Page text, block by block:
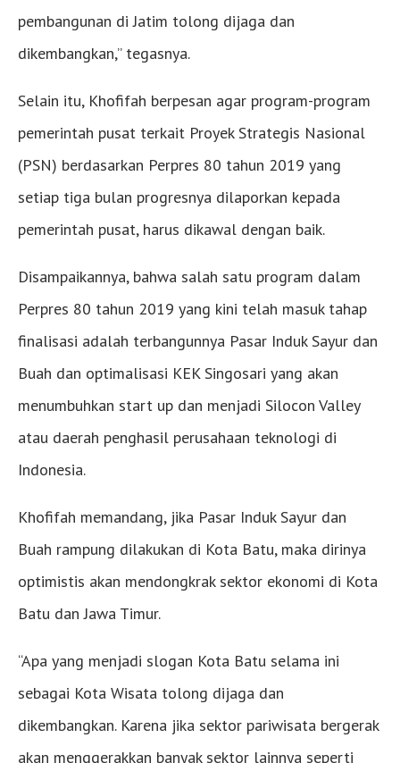
pembangunan di Jatim tolong dijaga dan
dikembangkan,” tegasnya.
Selain itu, Khofifah berpesan agar program-program
pemerintah pusat terkait Proyek Strategis Nasional
(PSN) berdasarkan Perpres 80 tahun 2019 yang
setiap tiga bulan progresnya dilaporkan kepada
pemerintah pusat, harus dikawal dengan baik.
Disampaikannya, bahwa salah satu program dalam
Perpres 80 tahun 2019 yang kini telah masuk tahap
finalisasi adalah terbangunnya Pasar Induk Sayur dan
Buah dan optimalisasi KEK Singosari yang akan
menumbuhkan start up dan menjadi Silocon Valley
atau daerah penghasil perusahaan teknologi di
Indonesia.
Khofifah memandang, jika Pasar Induk Sayur dan
Buah rampung dilakukan di Kota Batu, maka dirinya
optimistis akan mendongkrak sektor ekonomi di Kota
Batu dan Jawa Timur.
“Apa yang menjadi slogan Kota Batu selama ini
sebagai Kota Wisata tolong dijaga dan
dikembangkan. Karena jika sektor pariwisata bergerak
akan menggerakkan banyak sektor lainnya seperti